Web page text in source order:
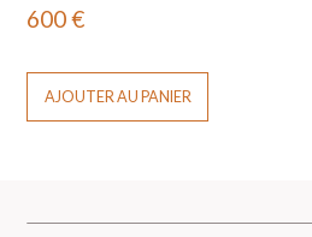
600€
AJOUTER AU PANIER